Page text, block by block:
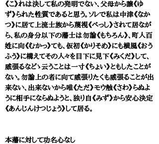
《こ》れは決して私の発明でない、父母から譲《ゆ
ず》られた性質であると思う。ソレで私は中津《なか
つ》に居て上流士族から蔑視《べっし》されて居なが
ら、私の身分以下の藩士は勿論《もちろん》、町人百
姓に向《むかっ》ても、仮初《かりそめ》にも横風《おう
ふう》に構えてその人々を目下に見下《みくだ》して、
威張るなどゝ云うことは一寸《ちょい》ともしたことが
ない。勿論上の者に向て威張りたくも威張ることが出
来ない、出来ないから唯《ただ》モウ触《さわ》らぬよ
うに相手にならぬようと、独り自《みず》から安心決定
《あんじんけつじょう》して居る。
本藩に対して功名心なし